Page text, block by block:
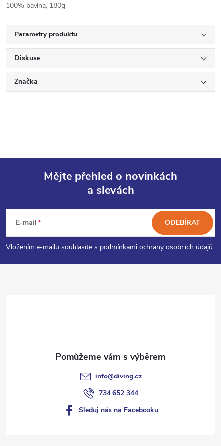
100% bavlna, 180g
Parametry produktu
Diskuse
Značka
p
a
Mějte přehled o novinkách
a slevách
E-mail
Vložením e-mailu souhlasíte s podmínkami ochrany osobních údajů
ODEBÍRAT
info@diving.cz
734 652 344
Sleduj nás na Facebooku